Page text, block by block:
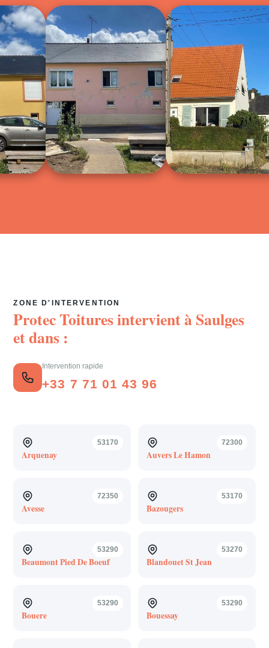
ZONE D'INTERVENTION
Protec Toitures intervient àSaulges
et dans :
Intervention rapide
+33 7 71 01 43 96
53170
Arquenay
72300
Auvers Le Hamon
72350
Avesse
53170
Bazougers
53290
Beaumont Pied De Boeuf
53270
Blandouet St Jean
53290
Bouere
53290
Bouessay